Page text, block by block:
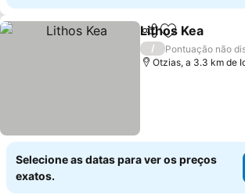
PartilharAdicionar
Lithos Kea
/
Pontuação não
Otzias, a 3.3 km de
Selecione as datas para ver os preços
exatos.